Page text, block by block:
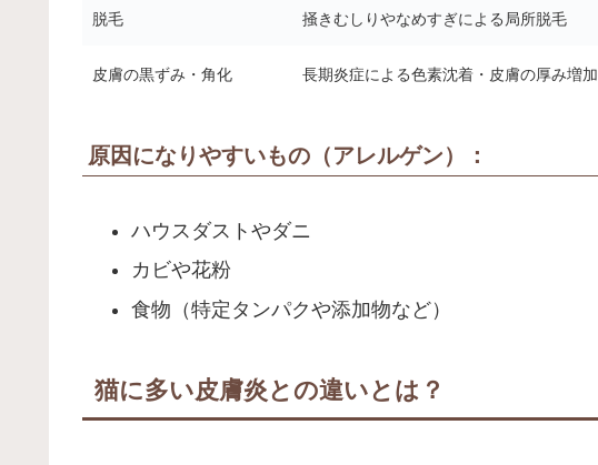
脱毛 掻きむしりやなめすぎによる局所脱毛
皮膚の黒ずみ・角化 長期炎症による色素沈着・皮膚の厚み増加
原因になりやすいもの（アレルゲン）：
ハウスダストやダニ
カビや花粉
食物（特定タンパクや添加物など）
猫に多い皮膚炎との違いとは？